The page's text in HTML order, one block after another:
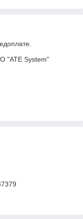
"ATE System"